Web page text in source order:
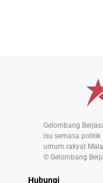
Gelombang
isu semasa
umum rakyat
© Gelombang
Hubungi